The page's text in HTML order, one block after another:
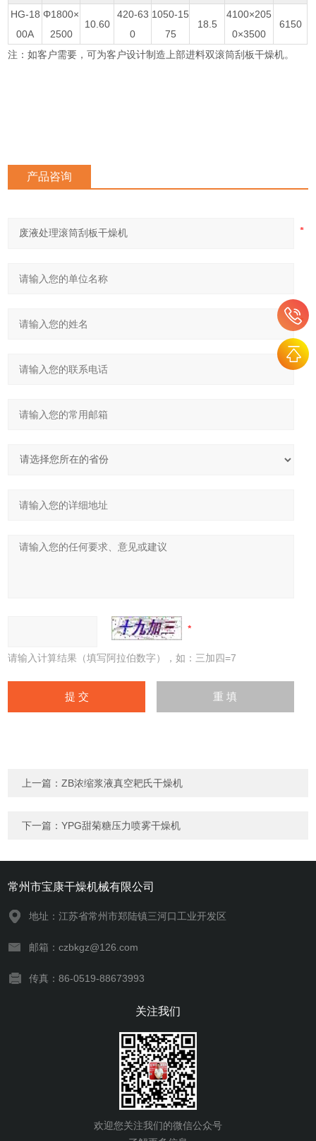
HG-18
00A
Φ1800×
2500
10.60
420-63
0
1050-15
75
18.5
4100×205
0×3500
6150
注：如客户需要，可为客户设计制造上部进料双滚筒刮板干燥机。
产品咨询
请输入计算结果（填写阿拉伯数字），如：三加四=7
上一篇：ZB浓缩浆液真空耙氏干燥机
下一篇：YPG甜菊糖压力喷雾干燥机
常州市宝康干燥机械有限公司
地址：江苏省常州市郑陆镇三河口工业开发区
邮箱：czbkgz@126.com
传真：86-0519-88673993
关注我们
欢迎您关注我们的微信公众号